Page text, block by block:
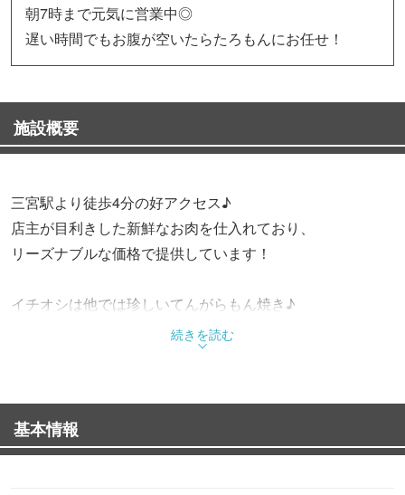
朝7時まで元気に営業中◎
遅い時間でもお腹が空いたらたろもんにお任せ！
施設概要
三宮駅より徒歩4分の好アクセス♪
店主が目利きした新鮮なお肉を仕入れており、
リーズナブルな価格で提供しています！
イチオシは他では珍しいてんがらもん焼き♪
黒毛和牛の希少部位「ミスジ」をスライスカットし、
あぶりユッケや白センマイ刺しなど、
本格的なお肉料理が目白押し！
一口食べればハマるほどイチオシのメニューです！
続きを読む
基本情報